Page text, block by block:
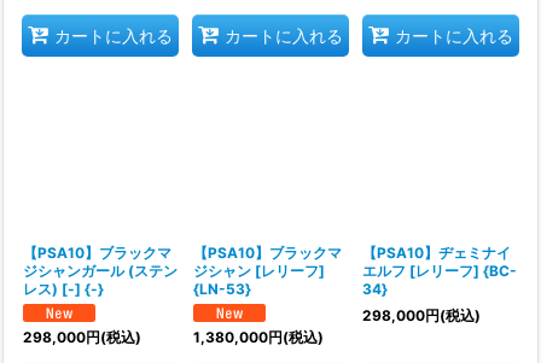
カートに入れる カートに入れる カートに入れる
【PSA10】ブラックマ
ジシャンガール (ステン
レス) [-] {-}
298,000円(税込)
【PSA10】ブラックマ
ジシャン [レリーフ]
{LN-53}
1,380,000円(税込)
【PSA10】ヂェミナイ
エルフ [レリーフ] {BC-
34}
298,000円(税込)